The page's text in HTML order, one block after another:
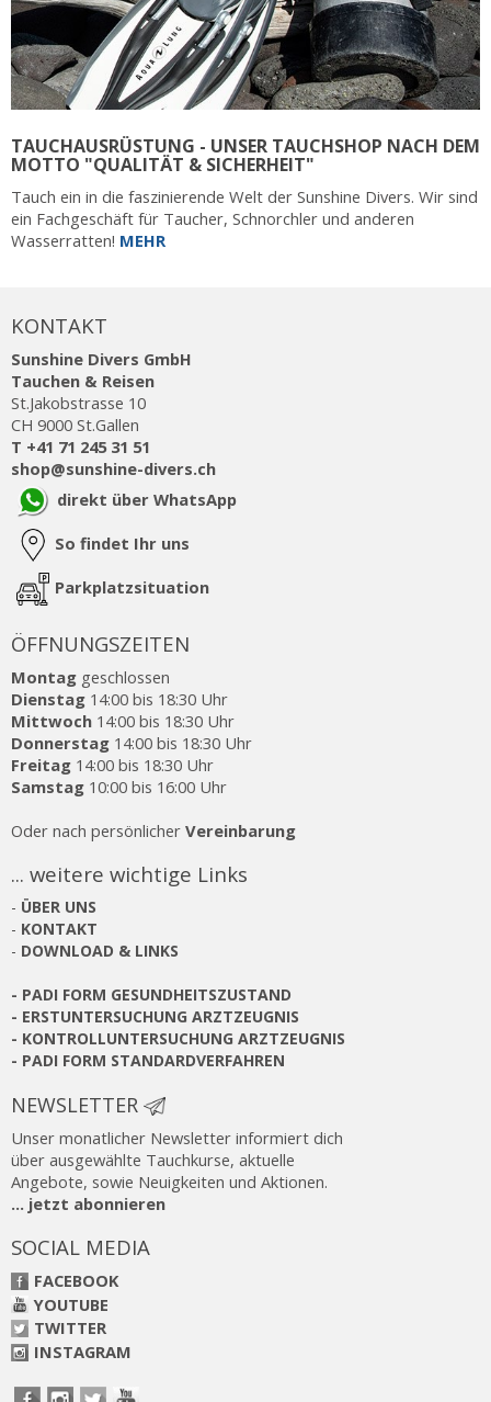
TAUCHAUSRÜSTUNG - UNSER TAUCHSHOP NACH DEM
MOTTO "QUALITÄT & SICHERHEIT"
Tauch ein in die faszinierende Welt der Sunshine Divers. Wir sind
ein Fachgeschäft für Taucher, Schnorchler und anderen
Wasserratten! MEHR
KONTAKT
Sunshine Divers GmbH
Tauchen & Reisen
St.Jakobstrasse 10
CH 9000 St.Gallen
T +41 71 245 31 51
shop@sunshine-divers.ch
direkt über WhatsApp
So findet Ihr uns
Parkplatzsituation
ÖFFNUNGSZEITEN
Montag geschlossen
Dienstag 14:00 bis 18:30 Uhr
Mittwoch 14:00 bis 18:30 Uhr
Donnerstag 14:00 bis 18:30 Uhr
Freitag 14:00 bis 18:30 Uhr
Samstag 10:00 bis 16:00 Uhr
Oder nach persönlicher Vereinbarung
... weitere wichtige Links
- ÜBER UNS
- KONTAKT
- DOWNLOAD & LINKS
- PADI FORM GESUNDHEITSZUSTAND
- ERSTUNTERSUCHUNG ARZTZEUGNIS
- KONTROLLUNTERSUCHUNG ARZTZEUGNIS
- PADI FORM STANDARDVERFAHREN
NEWSLETTER
Unser monatlicher Newsletter informiert dich
über ausgewählte Tauchkurse, aktuelle
Angebote, sowie Neuigkeiten und Aktionen.
... jetzt abonnieren
SOCIAL MEDIA
FACEBOOK
YOUTUBE
TWITTER
INSTAGRAM